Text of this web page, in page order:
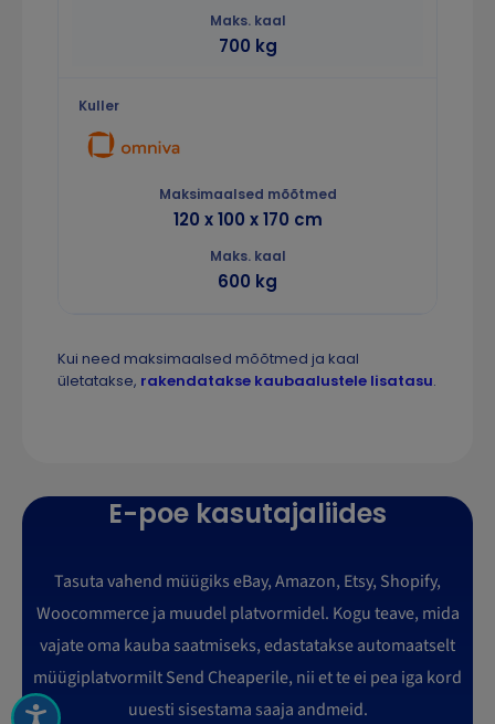
700 kg
120 x 100 x 170 cm
600 kg
Kui need maksimaalsed mõõtmed ja kaal
ületatakse, rakendatakse kaubaalustele lisatasu.
E-poe kasutajaliides
Tasuta vahend müügiks eBay, Amazon, Etsy, Shopify,
Woocommerce ja muudel platvormidel. Kogu teave, mida
vajate oma kauba saatmiseks, edastatakse automaatselt
müügiplatvormilt Send Cheaperile, nii et te ei pea iga kord
uuesti sisestama saaja andmeid.